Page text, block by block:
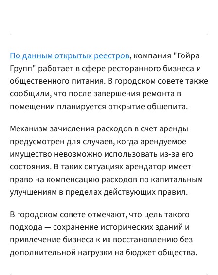
По данным открытых реестров, компания "Гойра
Групп" работает в сфере ресторанного бизнеса и
общественного питания. В городском совете также
сообщили, что после завершения ремонта в
помещении планируется открытие общепита.
Механизм зачисления расходов в счет аренды
предусмотрен для случаев, когда арендуемое
имущество невозможно использовать из-за его
состояния. В таких ситуациях арендатор имеет
право на компенсацию расходов по капитальным
улучшениям в пределах действующих правил.
В городском совете отмечают, что цель такого
подхода — сохранение исторических зданий и
привлечение бизнеса к их восстановлению без
дополнительной нагрузки на бюджет общества.